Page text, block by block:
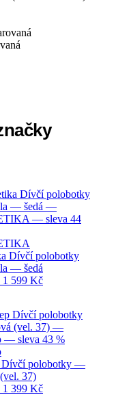
Dívčí polobotky
— šedá
1 599 Kč
Dívčí polobotky —
37)
1 399 Kč